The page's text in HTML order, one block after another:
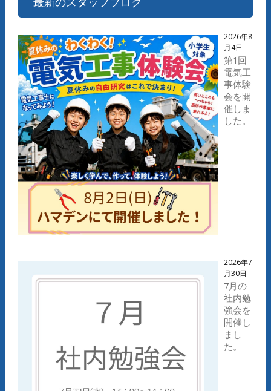
2026年8
月4日
第1回
電気工
事体験
会を開
催しま
した。
2026年7
月30日
7月の
社内勉
強会を
開催し
まし
た。